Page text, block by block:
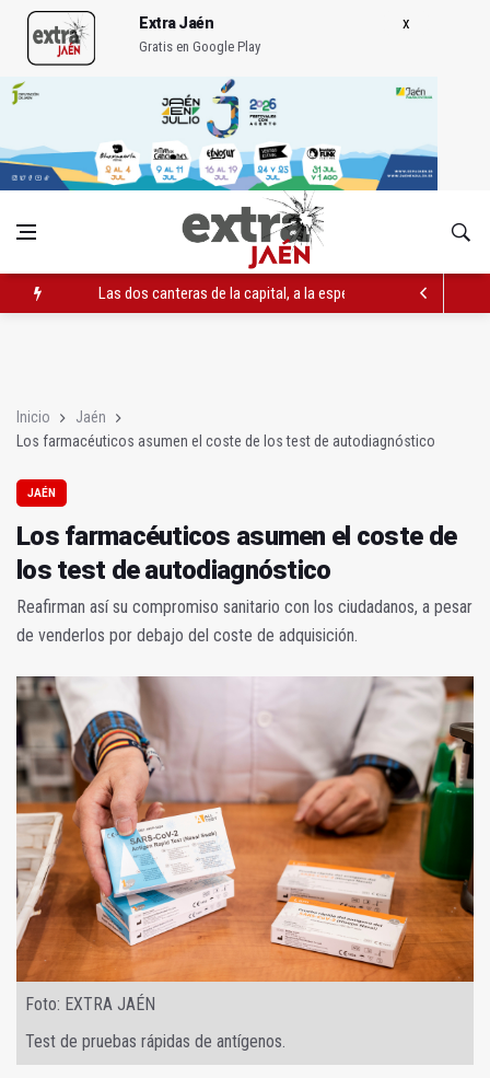
Extra Jaén
Gratis en Google Play
Las dos canteras de la capital, a la espera de que se restaure
Inicio
Jaén
Los farmacéuticos asumen el coste de los test de autodiagnóstico
JAÉN
Los farmacéuticos asumen el coste de
los test de autodiagnóstico
Reafirman así su compromiso sanitario con los ciudadanos, a pesar
de venderlos por debajo del coste de adquisición.
Foto: EXTRA JAÉN
Test de pruebas rápidas de antígenos.